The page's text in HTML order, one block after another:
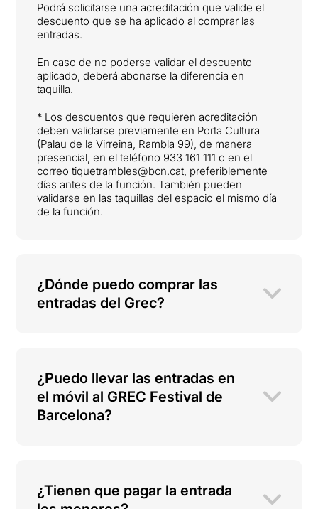
Podrá solicitarse una acreditación que valide el
descuento que se ha aplicado al comprar las
entradas.
En caso de no poderse validar el descuento
aplicado, deberá abonarse la diferencia en
taquilla.
* Los descuentos que requieren acreditación
deben validarse previamente en Porta Cultura
(Palau de la Virreina, Rambla 99), de manera
presencial, en el teléfono 933 161 111 o en el
correotiquetrambles@bcn.cat, preferiblemente
días antes de la función. También pueden
validarse en las taquillas del espacio el mismo día
de la función.
¿Dónde puedo comprar las
entradas del Grec?
¿Puedo llevar las entradas en
el móvil al GREC Festival de
Barcelona?
¿Tienen que pagar la entrada